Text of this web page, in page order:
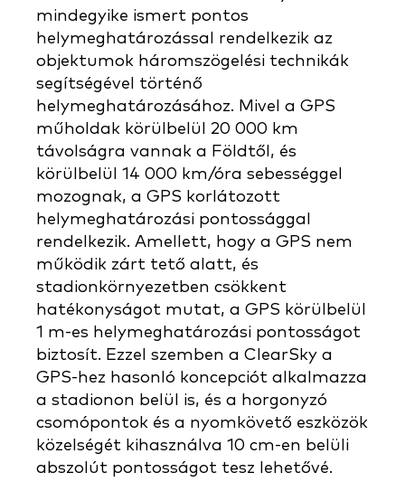
mindegyike ismert pontos
helymeghatározással rendelkezik az
objektumok háromszögelési technikák
segítségével történő
helymeghatározásához. Mivel a GPS
műholdak körülbelül 20 000 km
távolságra vannak a Földtől, és
körülbelül 14 000 km/óra sebességgel
mozognak, a GPS korlátozott
helymeghatározási pontossággal
rendelkezik. Amellett, hogy a GPS nem
működik zárt tető alatt, és
stadionkörnyezetben csökkent
hatékonyságot mutat, a GPS körülbelül
1 m-es helymeghatározási pontosságot
biztosít. Ezzel szemben a ClearSky a
GPS-hez hasonló koncepciót alkalmazza
a stadionon belül is, és a horgonyzó
csomópontok és a nyomkövető eszközök
közelségét kihasználva 10 cm-en belüli
abszolút pontosságot tesz lehetővé.